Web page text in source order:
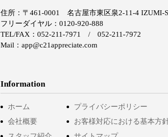
Information
ホーム
会社概要
プライバシーポリシー
お客様対応における基本方
住所：〒461-0001 名古屋市東区泉2-11-4 IZUMI-
フリーダイヤル：0120-920-888
TEL/FAX：052-211-7971 / 052-211-7972
Mail：app@c21appreciate.com